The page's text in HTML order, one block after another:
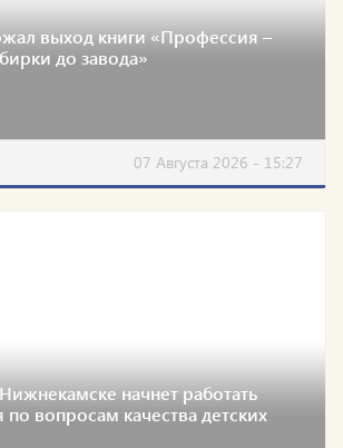
выход книги «Профессия –
до завода»
07 Августа 2026 - 15:27
начнет работать
по вопросам качества детских